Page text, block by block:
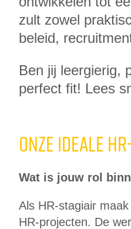
zult zowel
beleid,
Ben jij leergierig,
perfect fit! Lees
Onze ideale
Wat is jouw rol
Als HR-stagiair
HR-projecten. De